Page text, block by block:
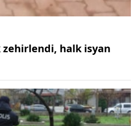
zehirlendi, halk isyan